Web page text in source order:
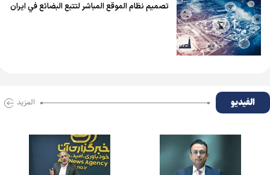
تصميم نظام الموقع المباشر لتتبع البضائع في ايران
الفیدیو المزید